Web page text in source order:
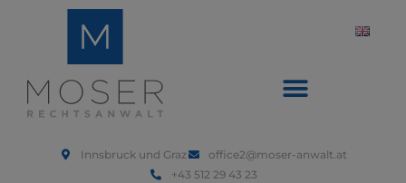
Innsbruck und Graz
office2@moser-anwalt.at
+43 512 29 43 23